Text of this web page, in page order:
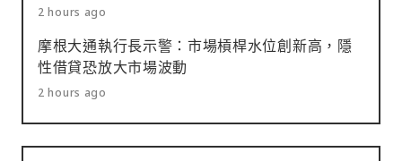
2 hours ago
摩根大通執行長示警：市場槓桿水位創新高，隱
性借貸恐放大市場波動
2 hours ago